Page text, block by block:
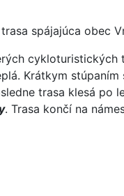
spájajúca obec
cykloturistických
Krátkym
trasa klesá po
. Trasa končí na